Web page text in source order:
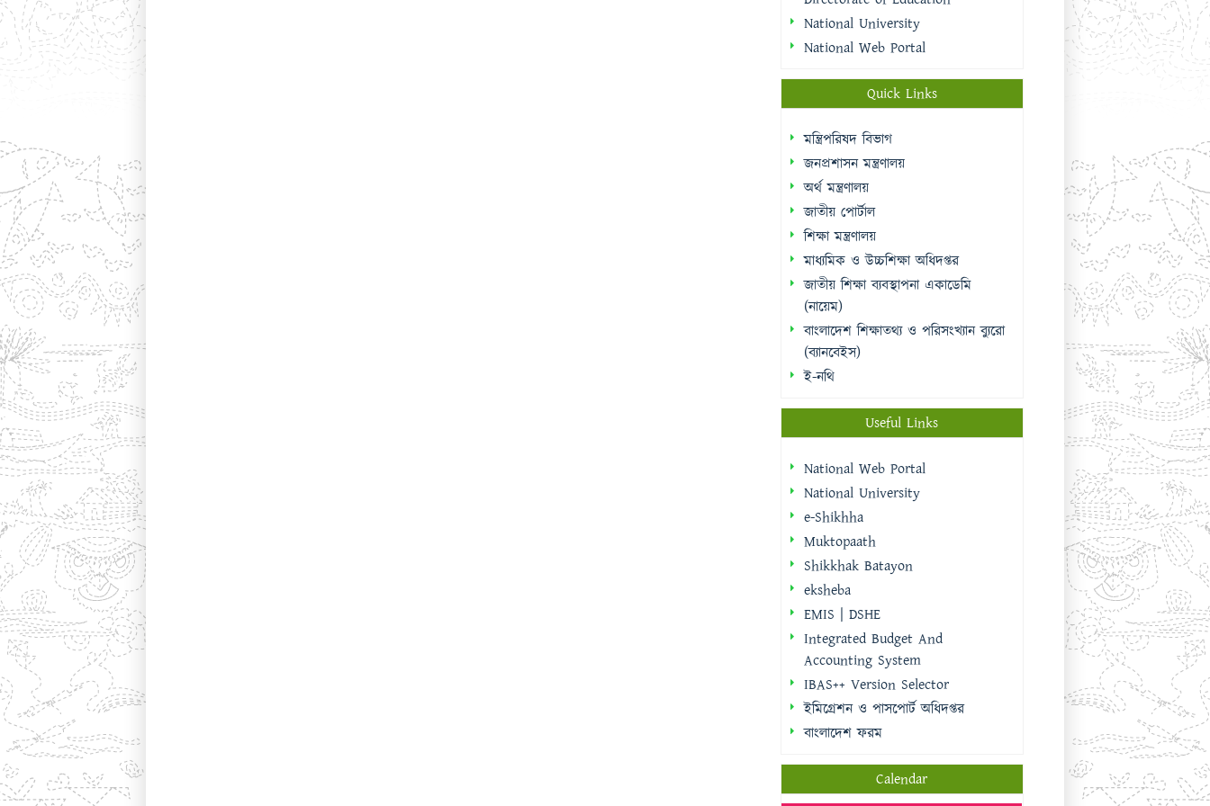
National University
National Web Portal
Quick Links
মন্ত্রিপরিষদ বিভাগ
জনপ্রশাসন মন্ত্রণালয়
অর্থ মন্ত্রণালয়
জাতীয় পোর্টাল
শিক্ষা মন্ত্রণালয়
মাধ্যমিক ও উচ্চশিক্ষা অধিদপ্তর
জাতীয় শিক্ষা ব্যবস্থাপনা একাডেমি
(নায়েম)
বাংলাদেশ শিক্ষাতথ্য ও পরিসংখ্যান ব্যুরো
(ব্যানবেইস)
ই-নথি
Useful Links
National Web Portal
National University
e-Shikhha
Muktopaath
Shikkhak Batayon
eksheba
EMIS | DSHE
Integrated Budget And
Accounting System
IBAS++ Version Selector
ইমিগ্রেশন ও পাসপোর্ট অধিদপ্তর
বাংলাদেশ ফরম
Calendar